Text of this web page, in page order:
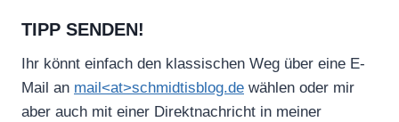
TIPP SENDEN!
Ihr könnt einfach den klassischen Weg über eine E-
Mail an mail<at>schmidtisblog.de wählen oder mir
aber auch mit einer Direktnachricht in meiner